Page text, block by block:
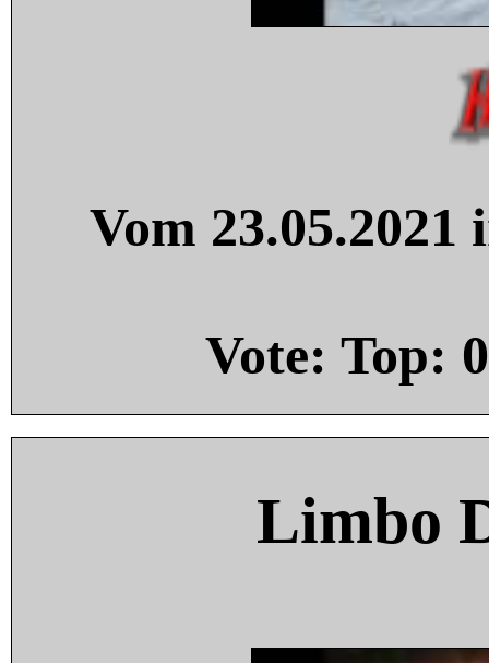
Vom
Vote: Top: 0
Limbo